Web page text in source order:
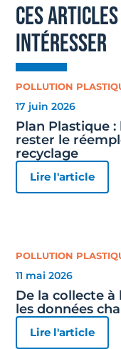
ces articles
intéresser
POLLUTION
17 juin 2026
Plan Plastique
rester le
recyclage
Lire l'article
POLLUTION
11 mai 2026
De la collecte à
les données
Lire l'article